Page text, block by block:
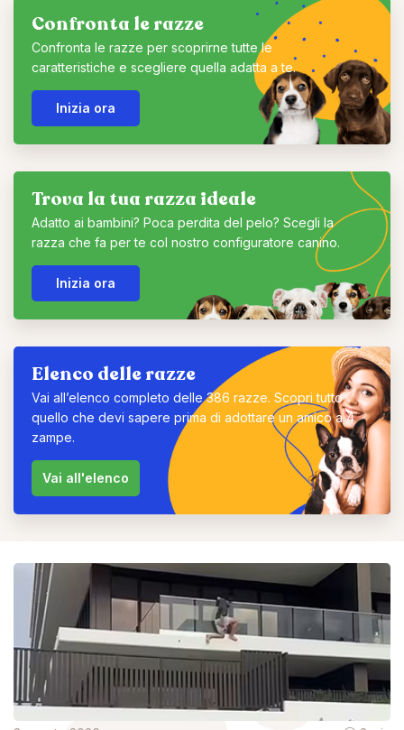
Confronta le razze
Confronta le razze per scoprirne tutte le
caratteristiche e scegliere quella adatta a te.
Inizia ora
Trova la tua razza ideale
Adatto ai bambini? Poca perdita del pelo? Scegli la
razza che fa per te col nostro configuratore canino.
Inizia ora
Elenco delle razze
Vai all’elenco completo delle 386 razze. Scopri tutto
quello che devi sapere prima di adottare un amico a 4
zampe.
Vai all'elenco